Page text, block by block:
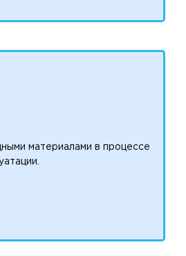
материалами в процессе